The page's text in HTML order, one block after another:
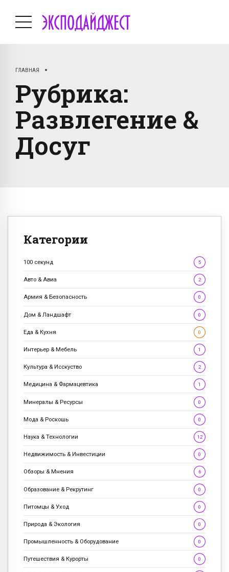
ГЛАВНАЯ
Рубрика:
Развлегение &
Досуг
Категории
100 секунд 5
Авто & Авиа 2
Армия & Безопасность 0
Дом & Ландшафт 0
Еда & Кухня 0
Интерьер & Мебель 1
Культура & Исскуство 2
Медицина & Фармацевтика 1
Минералы & Ресурсы 0
Мода & Роскошь 0
Наука & Технологии 12
Недвижимость & Инвестиции 0
Обзоры & Мнения 6
Образование & Рекрутинг 0
Питомцы & Уход 0
Природа & Экология 0
Промышленность & Оборудование 0
Путешествия & Курорты 0